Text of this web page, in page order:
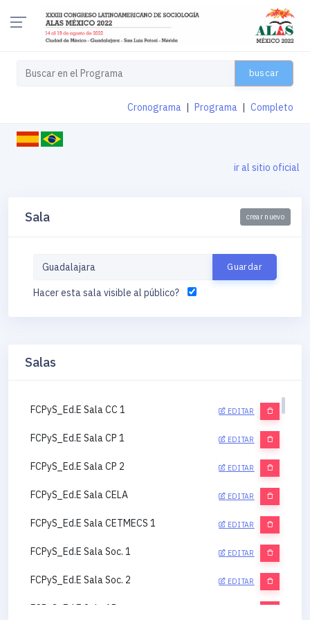
buscar
Cronograma Programa Completo
ir al sitio oficial
Sala crear nuevo
Hacer esta sala visible al público?
Salas
FCPyS_Ed.E Sala CC 1 EDITAR
FCPyS_Ed.E Sala CP 1 EDITAR
FCPyS_Ed.E Sala CP 2 EDITAR
FCPyS_Ed.E Sala CELA EDITAR
FCPyS_Ed.E Sala CETMECS 1 EDITAR
FCPyS_Ed.E Sala Soc. 1 EDITAR
FCPyS_Ed.E Sala Soc. 2 EDITAR
FCPyS_Ed.E Sala AP